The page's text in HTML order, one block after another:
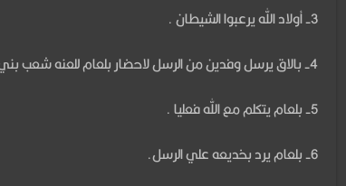
مجدي
3- أولاد الله يرعبوا الشيطان .
4- بالاق يرسل وفدين من الرسل لاحضار بلعام للعنه شعب بني اسرائيل .
5- بلعام يتكلم مع الله فعليا .
6- بلعام يرد بخديعه علي الرسل.